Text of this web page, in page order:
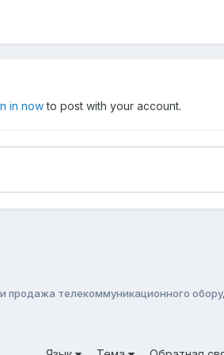
in nowto post with your account.
продажа телекоммуникационного